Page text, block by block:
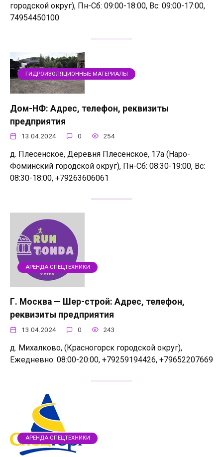
городской округ), Пн-Сб: 09:00-18:00, Вс: 09:00-17:00,
74954450100
ГИДРОИЗОЛЯЦИОННЫЕ МАТЕРИАЛЫ
Дом-НФ: Адрес, телефон, реквизиты
предприятия
13.04.2024 0 254
д. Плесенское, Деревня Плесенское, 17а (Наро-
Фоминский городской округ), Пн-Сб: 08:30-19:00, Вс:
08:30-18:00, +79263606061
АРЕНДА СПЕЦТЕХНИКИ
Г. Москва — Шер-строй: Адрес, телефон,
реквизиты предприятия
13.04.2024 0 243
д. Михалково, (Красногорск городской округ),
Ежедневно: 08:00-20:00, +79259194426, +79652207669
АРЕНДА СПЕЦТЕХНИКИ